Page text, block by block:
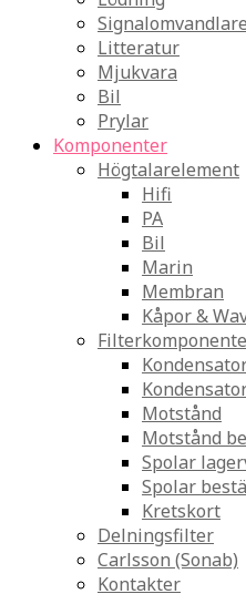
Signalomvandlare
Litteratur
Mjukvara
Bil
Prylar
Komponenter
Högtalarelement
Hifi
PA
Bil
Marin
Membran
Kåpor &
Motstånd
Motstånd
Spolar
Spolar
Kretskort
Delningsfilter
Carlsson (Sonab)
Kontakter